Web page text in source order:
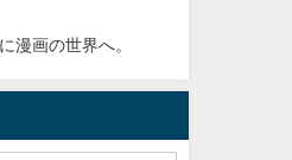
漫画の世界へ。